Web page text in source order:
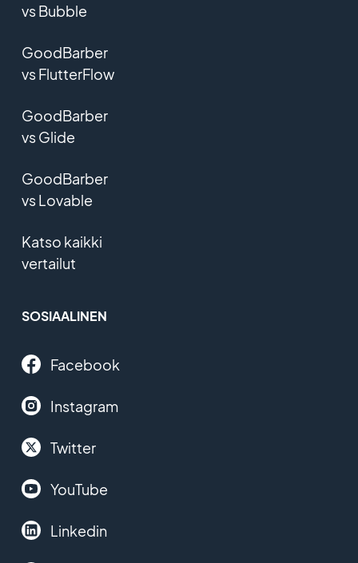
vs Bubble
GoodBarber
vs FlutterFlow
GoodBarber
vs Glide
GoodBarber
vs Lovable
Katso kaikki
vertailut
SOSIAALINEN
Facebook
Instagram
Twitter
YouTube
Linkedin